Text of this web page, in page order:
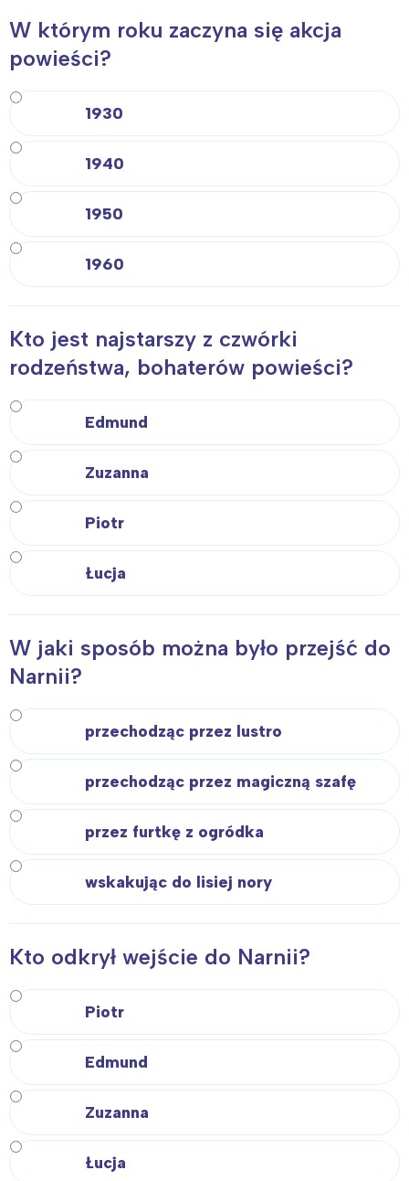
W którym roku zaczyna się akcja
powieści?
1930
1940
1950
1960
Kto jest najstarszy z czwórki
rodzeństwa, bohaterów powieści?
Edmund
Zuzanna
Piotr
Łucja
W jaki sposób można było przejść do
Narnii?
przechodząc przez lustro
przechodząc przez magiczną szafę
przez furtkę z ogródka
wskakując do lisiej nory
Kto odkrył wejście do Narnii?
Piotr
Edmund
Zuzanna
Łucja